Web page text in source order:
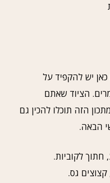
כאן יש להקפיד על
הציוד שאתם
הזה תוכלו להכין גם
הבאה.